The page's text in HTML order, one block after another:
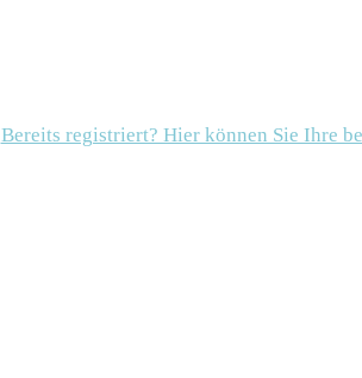
Bereits registriert? Hier können Sie Ihre